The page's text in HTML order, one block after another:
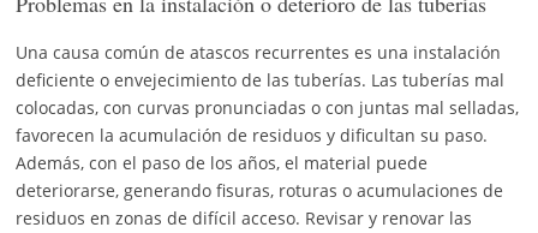
Una causa común de atascos recurrentes es una instalación
deficiente o envejecimiento de las tuberías. Las tuberías mal
colocadas, con curvas pronunciadas o con juntas mal selladas,
favorecen la acumulación de residuos y dificultan su paso.
Además, con el paso de los años, el material puede
deteriorarse, generando fisuras, roturas o acumulaciones de
residuos en zonas de difícil acceso. Revisar y renovar las